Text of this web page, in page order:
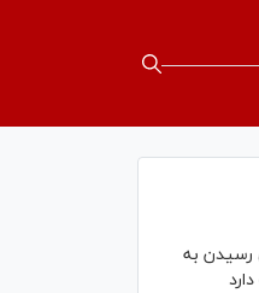
رسیدن به